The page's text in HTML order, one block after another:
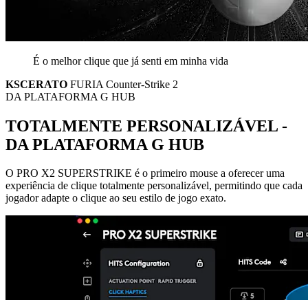
É o melhor clique que já senti em minha vida
KSCERATO FURIA Counter-Strike 2
DA PLATAFORMA G HUB
TOTALMENTE PERSONALIZÁVEL -
DA PLATAFORMA G HUB
O PRO X2 SUPERSTRIKE é o primeiro mouse a oferecer uma
experiência de clique totalmente personalizável, permitindo que cada
jogador adapte o clique ao seu estilo de jogo exato.